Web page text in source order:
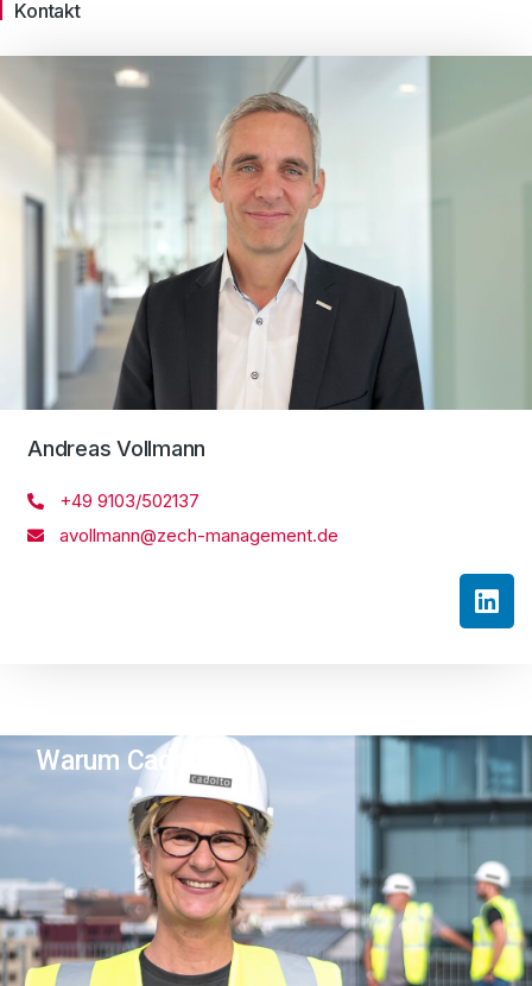
Kontakt
Andreas Vollmann
+49 9103/502137
avollmann@zech-management.de
Warum Cadolto?